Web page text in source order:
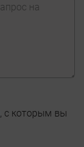
, с которым вы